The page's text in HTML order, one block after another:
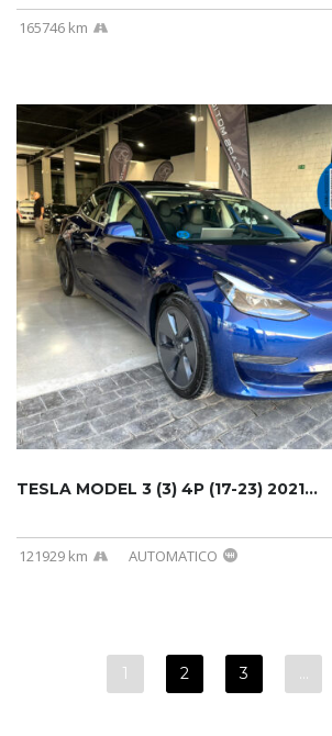
165746 km
TESLA MODEL 3 (3) 4P (17-23) 2021...
121929 km AUTOMATICO
1 2 3 …